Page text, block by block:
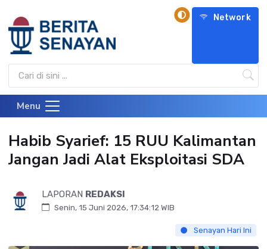
Network
Menu
Habib Syarief: 15 RUU Kalimantan
Jangan Jadi Alat Eksploitasi SDA
LAPORAN REDAKSI
Senin, 15 Juni 2026, 17:34:12 WIB
Senayan Hari Ini